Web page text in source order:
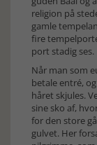
religion på
gamle
fire
port stadig ses.
Når man som
betale entré,
håret skjules.
sine sko af,
for den store
gulvet. Her